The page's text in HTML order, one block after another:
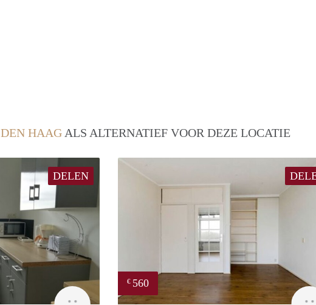
DEN HAAG ALS ALTERNATIEF VOOR DEZE LOCATIE
DELEN
€ 560